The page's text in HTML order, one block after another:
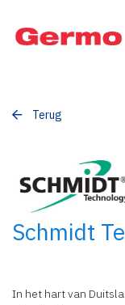
Terug
Schmidt
In het hart van